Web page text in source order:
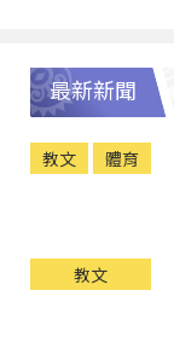
最新新聞
教文 體育
教文